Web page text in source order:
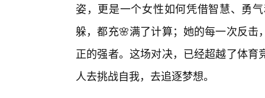
姿，更是一个女性如何凭借智慧、勇
躲，都充🌸满了计算；她的每一次反
正的强者。这场对决，已经超越了体
人去挑战自我，去追逐梦想。